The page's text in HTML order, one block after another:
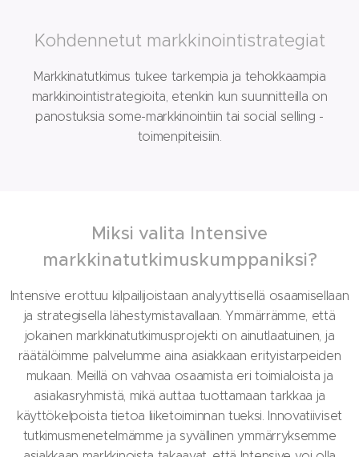
Kohdennetut markkinointistrategiat
Markkinatutkimus tukee tarkempia ja tehokkaampia
markkinointistrategioita, etenkin kun suunnitteilla on
panostuksia some-markkinointiin tai social selling -
toimenpiteisiin.
Miksi valita Intensive
markkinatutkimuskumppaniksi?
Intensive erottuu kilpailijoistaan analyyttisellä osaamisellaan
ja strategisella lähestymistavallaan. Ymmärrämme, että
jokainen markkinatutkimusprojekti on ainutlaatuinen, ja
räätälöimme palvelumme aina asiakkaan erityistarpeiden
mukaan. Meillä on vahvaa osaamista eri toimialoista ja
asiakasryhmistä, mikä auttaa tuottamaan tarkkaa ja
käyttökelpoista tietoa liiketoiminnan tueksi. Innovatiiviset
tutkimusmenetelmämme ja syvällinen ymmärryksemme